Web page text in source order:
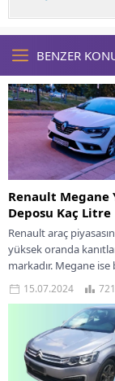
BENZER
Renault Megane
Deposu Kaç Litre
Renault araç
yüksek oranda
markadır. Megane ise
en önemli
Renault Megane yakıt...
15.07.2024 721